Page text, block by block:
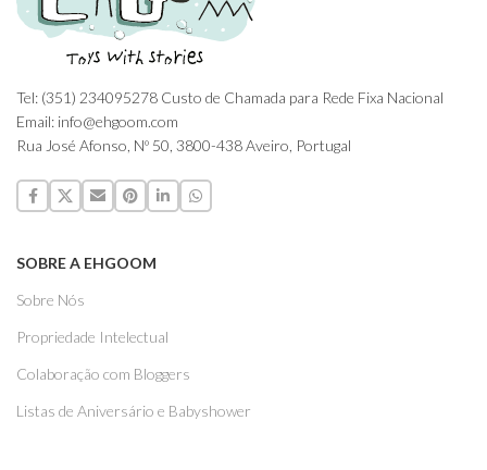
Tel: (351) 234095278 Custo de Chamada para Rede Fixa Nacional
Email: info@ehgoom.com
Rua José Afonso, Nº 50, 3800-438 Aveiro, Portugal
SOBRE A EHGOOM
Sobre Nós
Propriedade Intelectual
Colaboração com Bloggers
Listas de Aniversário e Babyshower